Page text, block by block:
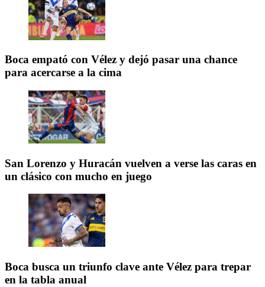
Boca empató con Vélez y dejó pasar una chance
para acercarse a la cima
San Lorenzo y Huracán vuelven a verse las caras en
un clásico con mucho en juego
Boca busca un triunfo clave ante Vélez para trepar
en la tabla anual